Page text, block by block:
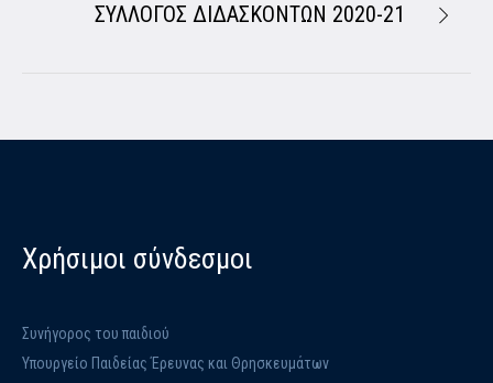
ΣΥΛΛΟΓΟΣ ΔΙΔΑΣΚΟΝΤΩΝ 2020-21
Χρήσιμοι σύνδεσμοι
Συνήγορος του παιδιού
Υπουργείο Παιδείας Έρευνας και Θρησκευμάτων